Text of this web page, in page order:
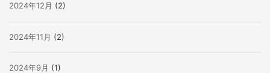
2024年12月 (2)
2024年11月 (2)
2024年9月 (1)